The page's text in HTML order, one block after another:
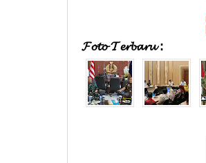
𝓕𝓸𝓽𝓸 𝓣𝓮𝓻𝓫𝓪𝓻𝓾 :